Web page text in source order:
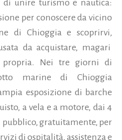
di unire turismo e nautica:
per conoscere da vicino
di Chioggia e scoprirvi,
da acquistare, magari
propria. Nei tre giorni di
marine di Chioggia
esposizione di barche
a vela e a motore, dai 4
gratuitamente, per
di ospitalità, assistenza e